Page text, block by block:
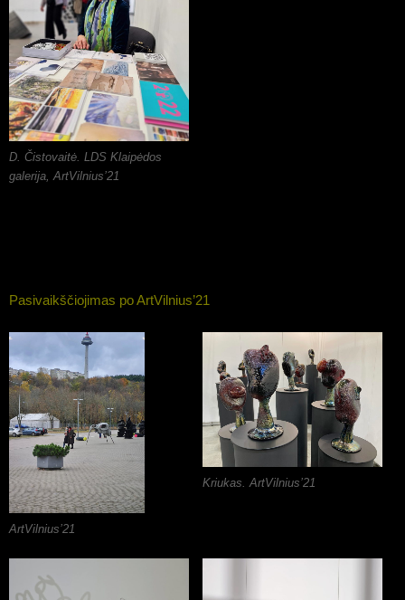
D. Čistovaitė. LDS Klaipėdos
galerija, ArtVilnius’21
Pasivaikščiojimas po ArtVilnius’21
ArtVilnius’21
Kriukas. ArtVilnius’21